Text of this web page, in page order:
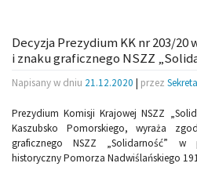
Decyzja Prezydium KK nr 203/20
i znaku graficznego NSZZ
Napisany w dniu 21.12.2020 | przez
Prezydium Komisji Krajowej NSZZ
Kaszubsko Pomorskiego, wyraża
graficznego NSZZ „Solidarność” w
historyczny Pomorza Nadwiślańskiego